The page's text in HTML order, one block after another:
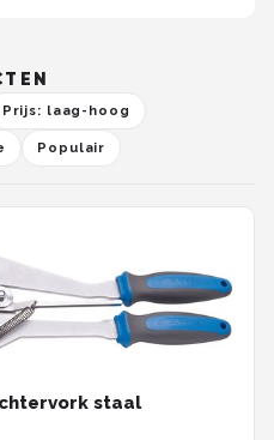
Prijs: laag-hoog
Populair
staal